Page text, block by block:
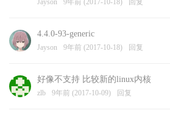
Jayson 9年前 (2017-10-18) 回复
4.4.0-93-generic
Jayson 9年前 (2017-10-18) 回复
好像不支持 比较新的linux内核
zlb 9年前 (2017-10-09) 回复